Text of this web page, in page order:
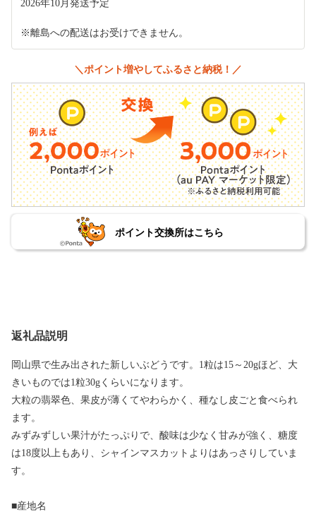
2026年10月発送予定
※離島への配送はお受けできません。
＼ポイント増やしてふるさと納税！／
ポイント交換所はこちら
返礼品説明
岡山県で生み出された新しいぶどうです。1粒は15～20gほど、大
きいものでは1粒30gくらいになります。
大粒の翡翠色、果皮が薄くてやわらかく、種なし皮ごと食べられ
ます。
みずみずしい果汁がたっぷりで、酸味は少なく甘みが強く、糖度
は18度以上もあり、シャインマスカットよりはあっさりしていま
す。
■産地名